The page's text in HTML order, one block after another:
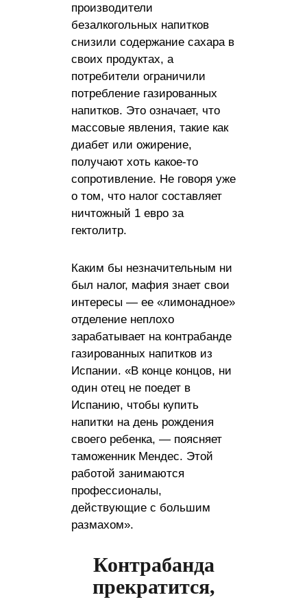
производители
безалкогольных напитков
снизили содержание сахара в
своих продуктах, а
потребители ограничили
потребление газированных
напитков. Это означает, что
массовые явления, такие как
диабет или ожирение,
получают хоть какое-то
сопротивление. Не говоря уже
о том, что налог составляет
ничтожный 1 евро за
гектолитр.
Каким бы незначительным ни
был налог, мафия знает свои
интересы — ее «лимонадное»
отделение неплохо
зарабатывает на контрабанде
газированных напитков из
Испании. «В конце концов, ни
один отец не поедет в
Испанию, чтобы купить
напитки на день рождения
своего ребенка, — поясняет
таможенник Мендес. Этой
работой занимаются
профессионалы,
действующие с большим
размахом».
Контрабанда
прекратится,